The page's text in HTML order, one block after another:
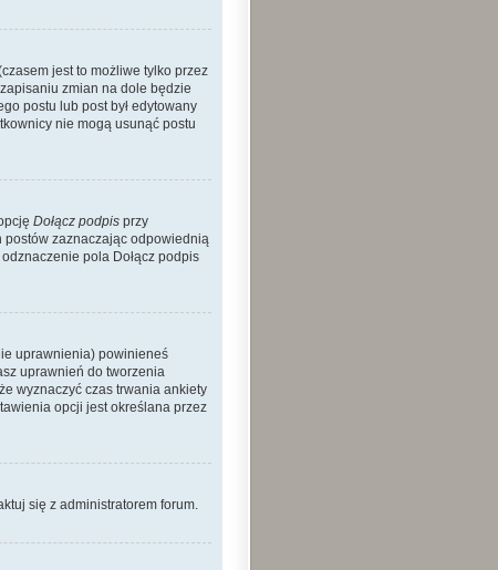
jest to możliwe tylko przez
zmian na dole będzie
postu lub post był edytowany
nie mogą usunąć postu
Dołącz podpis przy
postów zaznaczając odpowiednią
pola Dołącz podpis
uprawnienia) powinieneś
uprawnień do tworzenia
wyznaczyć czas trwania ankiety
opcji jest określana przez
się z administratorem forum.